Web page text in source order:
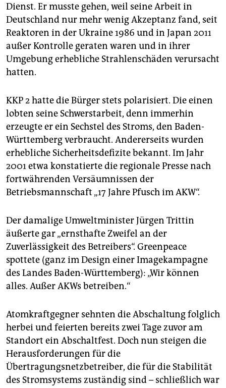
Dienst. Er musste gehen, weil seine Arbeit in
Deutschland nur mehr wenig Akzeptanz fand, seit
Reaktoren in der Ukraine 1986 und in Japan 2011
außer Kontrolle geraten waren und in ihrer
Umgebung erhebliche Strahlenschäden verursacht
hatten.
KKP 2 hatte die Bürger stets polarisiert. Die einen
lobten seine Schwerstarbeit, denn immerhin
erzeugte er ein Sechstel des Stroms, den Baden-
Württemberg verbraucht. Andererseits wurden
erhebliche Sicherheitsdefizite bekannt. Im Jahr
2001 etwa konstatierte die re­gio­nale Presse nach
fortwährenden Versäumnissen der
Betriebsmannschaft „17 Jahre Pfusch im AKW“.
Der damalige Umweltminister Jürgen Trittin
äußerte gar „ernsthafte Zweifel an der
Zuverlässigkeit des Betreibers“. Greenpeace
spottete (ganz im Design einer Imagekampagne
des Landes Baden-Württemberg): „Wir können
alles. Außer AKWs betreiben.“
Atomkraftgegner sehnten die Abschaltung folglich
herbei und feierten bereits zwei Tage zuvor am
Standort ein Abschaltfest. Doch nun steigen die
Herausforderungen für die
Übertragungsnetzbetreiber, die für die Stabilität
des Stromsystems zuständig sind – schließlich war